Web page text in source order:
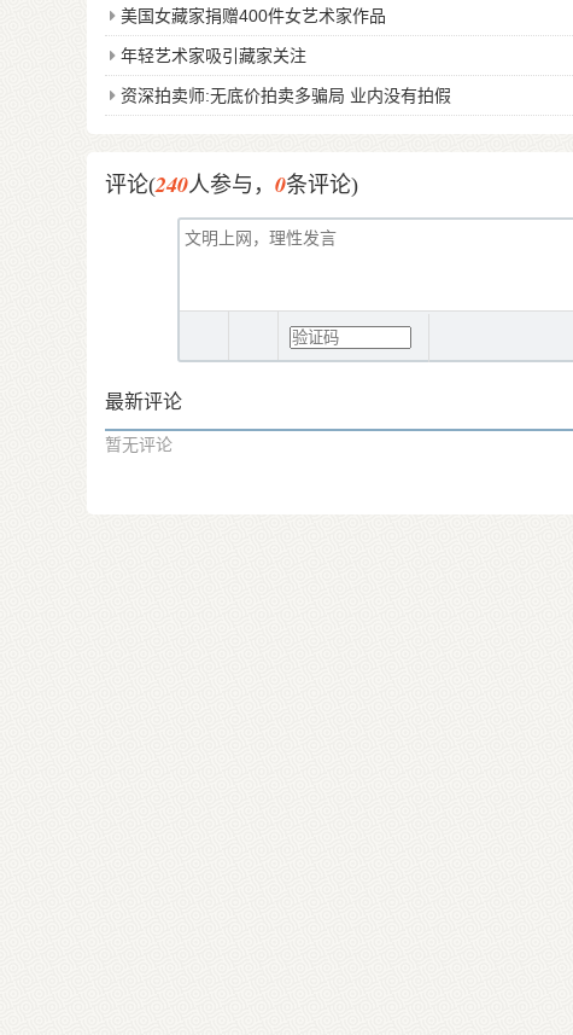
美国女藏家捐赠400件女艺术家作品
年轻艺术家吸引藏家关注
资深拍卖师:无底价拍卖多骗局 业内没有拍假
评论(240人参与， 0条评论)
最新评论
暂无评论